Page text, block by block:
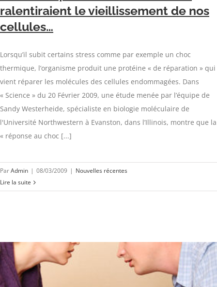
ralentiraient le vieillissement de nos
cellules…
Lorsqu’il subit certains stress comme par exemple un choc
thermique, l’organisme produit une protéine « de réparation » qui
vient réparer les molécules des cellules endommagées. Dans
« Science » du 20 Février 2009, une étude menée par l’équipe de
Sandy Westerheide, spécialiste en biologie moléculaire de
l'Université Northwestern à Evanston, dans l’Illinois, montre que la
« réponse au choc [...]
ParAdmin | 08/03/2009 | Nouvelles récentes
Lire la suite